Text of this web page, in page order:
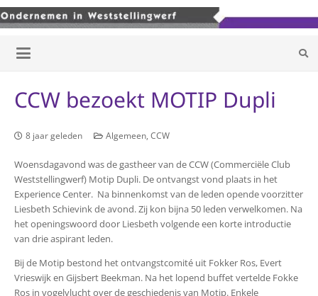
CCW bezoekt MOTIP Dupli
8 jaar geleden Algemeen ,CCW
Woensdagavond was de gastheer van de CCW (Commerciële Club
Weststellingwerf) Motip Dupli. De ontvangst vond plaats in het
Experience Center. Na binnenkomst van de leden opende voorzitter
Liesbeth Schievink de avond. Zij kon bijna 50 leden verwelkomen. Na
het openingswoord door Liesbeth volgende een korte introductie
van drie aspirant leden.
Bij de Motip bestond het ontvangstcomité uit Fokker Ros, Evert
Vrieswijk en Gijsbert Beekman. Na het lopend buffet vertelde Fokke
Ros in vogelvlucht over de geschiedenis van Motip. Enkele